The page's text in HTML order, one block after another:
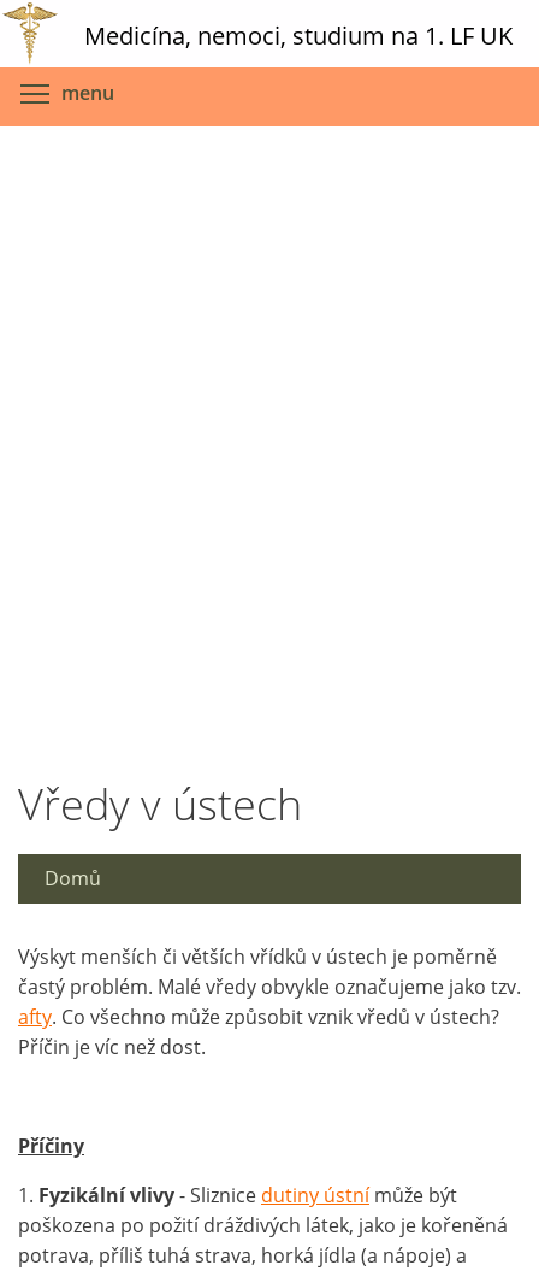
Skip
main
content
Medicína, nemoci, studium na 1. LF UK
menu
Vředy v ústech
Domů
Výskyt menších či větších vřídků v ústech je poměrně
častý problém. Malé vředy obvykle označujeme jako tzv.
afty. Co všechno může způsobit vznik vředů v ústech?
Příčin je víc než dost.
Příčiny
1. Fyzikální vlivy- Sliznice dutiny ústnímůže být
poškozena po požití dráždivých látek, jako je kořeněná
potrava, příliš tuhá strava, horká jídla (a nápoje) a